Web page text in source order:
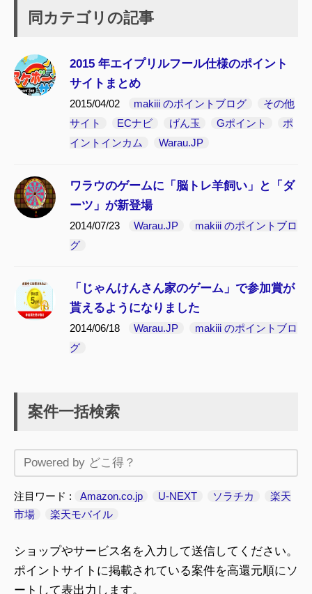
同カテゴリの記事
2015 年エイプリルフール仕様のポイント
サイトまとめ
2015/04/02 makiii のポイントブログ
その他
サイト
ECナビ げん玉 Gポイント
ポ
イントインカム
Warau.JP
ワラウのゲームに「脳トレ羊飼い」と「ダ
ーツ」が新登場
2014/07/23 Warau.JP
makiii のポイントブロ
グ
「じゃんけんさん家のゲーム」で参加賞が
貰えるようになりました
2014/06/18 Warau.JP
makiii のポイントブロ
グ
案件一括検索
注目ワード Amazon.co.jp U-NEXT ソラチカ
楽天
市場
楽天モバイル
ショップやサービス名を入力して送信してください。
ポイントサイトに掲載されている案件を高還元順にソ
ートして表出力します。